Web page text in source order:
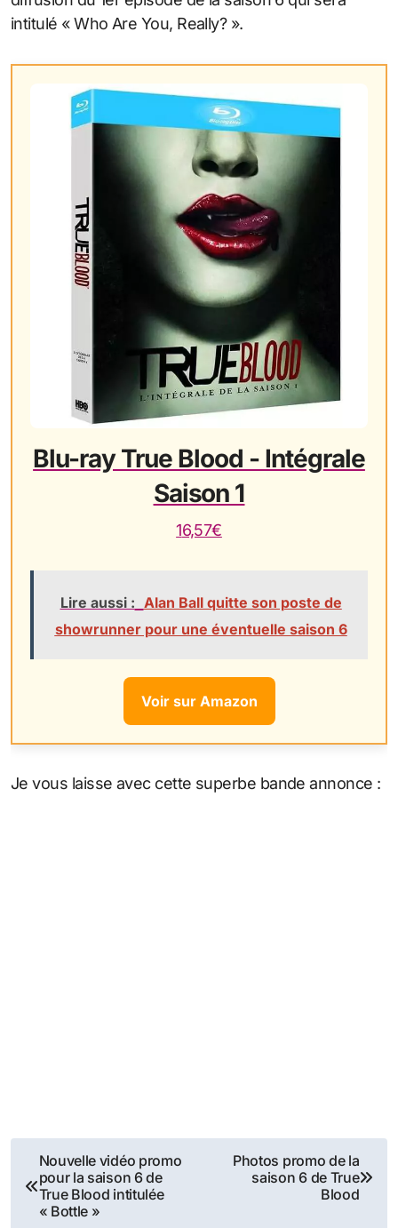
intitulé « Who Are You, Really? ».
Blu-ray True Blood - Intégrale
Saison 1
16,57€
Lire aussi : Alan Ball quitte son poste de
showrunner pour une éventuelle saison 6
Voir sur Amazon
Je vous laisse avec cette superbe bande annonce :
Navigation
de
Nouvelle vidéo promo
pour la saison 6 de
True Blood intitulée
« Bottle »
Photos promo de la
saison 6 de True
Blood